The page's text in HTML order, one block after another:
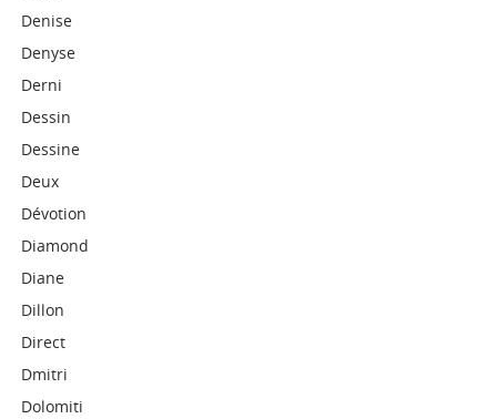
Denise
Denyse
Derni
Dessin
Dessine
Deux
Dévotion
Diamond
Diane
Dillon
Direct
Dmitri
Dolomiti